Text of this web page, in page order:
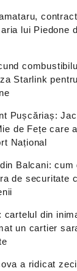
lui Piedone
Starlink
Pușcăriaș:
de Fețe care
Național
Balcani: cum
de securitate
cartelul din
un cartier
a ridicat